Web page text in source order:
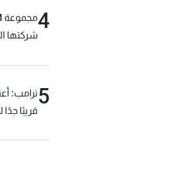
4
5ترامب:
قريبًا جدًا